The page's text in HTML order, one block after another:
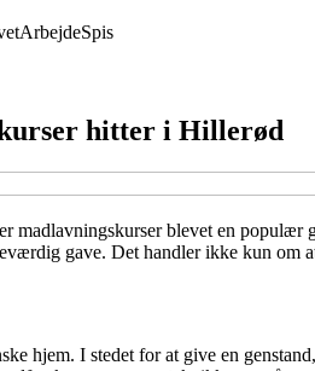
ArbejdeSpis
hitter i Hillerød
madlavningskurser blevet en
gave. Det handler ikke kun
hjem. I stedet for at give en